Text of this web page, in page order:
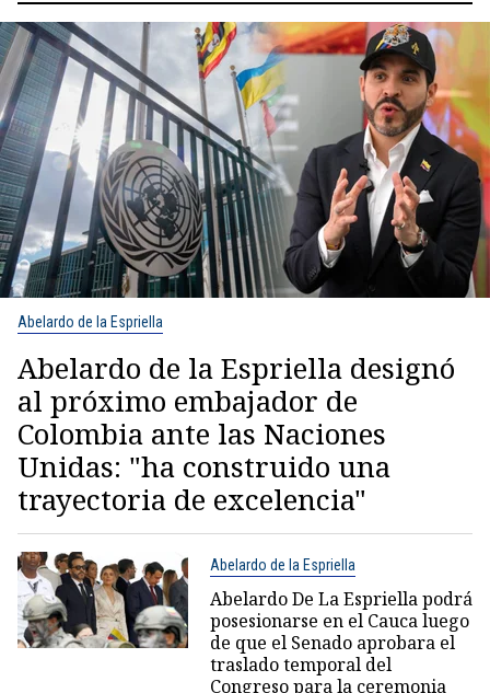
Abelardo de la Espriella
Abelardo de la Espriella designó
al próximo embajador de
Colombia ante las Naciones
Unidas: "ha construido una
trayectoria de excelencia"
Abelardo de la Espriella
Abelardo De La Espriella podrá
posesionarse en el Cauca luego
de que el Senado aprobara el
traslado temporal del
Congreso para la ceremonia